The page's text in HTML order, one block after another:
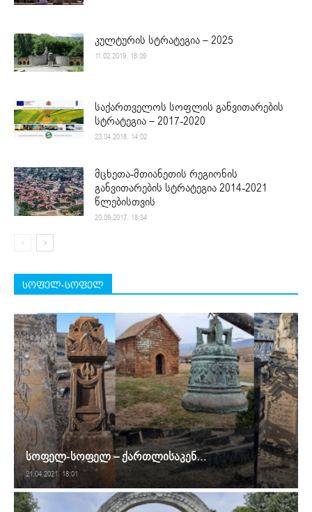
კულტურის სტრატეგია – 2025
11.02.2019. 18:09
საქართველოს სოფლის განვითარების
სტრატეგია – 2017-2020
23.04.2018. 14:02
მცხეთა-მთიანეთის რეგიონის
განვითარების სტრატეგია 2014-2021
წლებისთვის
20.09.2017. 18:34
სოფელ-სოფელ
სოფელ-სოფელ – ქართლისაკენ…
21.04.2021. 18:01